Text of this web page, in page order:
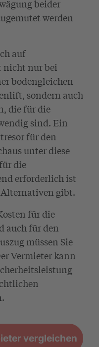
beider
werden
auf
nicht nur bei
bodengleichen
sondern auch
die für die
sind. Ein
für den
unter diese
die
erforderlich ist
gibt.
für die
auch für den
müssen Sie
Vermieter kann
vergleichen